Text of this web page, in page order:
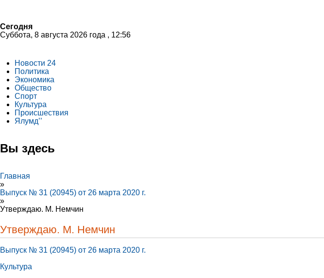
Сегодня
Суббота, 8 августа 2026 года , 12:56
Новости 24
Политика
Экономика
Общество
Спорт
Культура
Происшествия
Ялумд’’
Вы здесь
Главная
»
Выпуск № 31 (20945) от 26 марта 2020 г.
»
Утверждаю. М. Немчин
Утверждаю. М. Немчин
Выпуск № 31 (20945) от 26 марта 2020 г.
Культура